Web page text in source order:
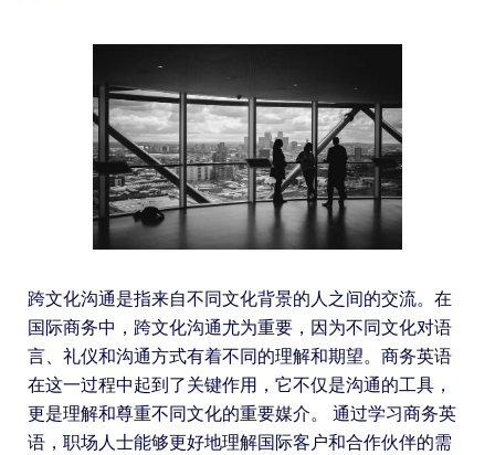
跨文化沟通是指来自不同文化背景的人之间的交流。在
国际商务中，跨文化沟通尤为重要，因为不同文化对语
言、礼仪和沟通方式有着不同的理解和期望。商务英语
在这一过程中起到了关键作用，它不仅是沟通的工具，
更是理解和尊重不同文化的重要媒介。 通过学习商务英
语，职场人士能够更好地理解国际客户和合作伙伴的需